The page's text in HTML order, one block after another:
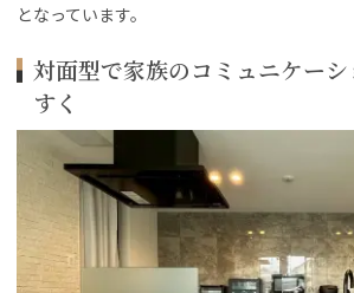
となっています。
対面型で家族のコミュニケー
すく